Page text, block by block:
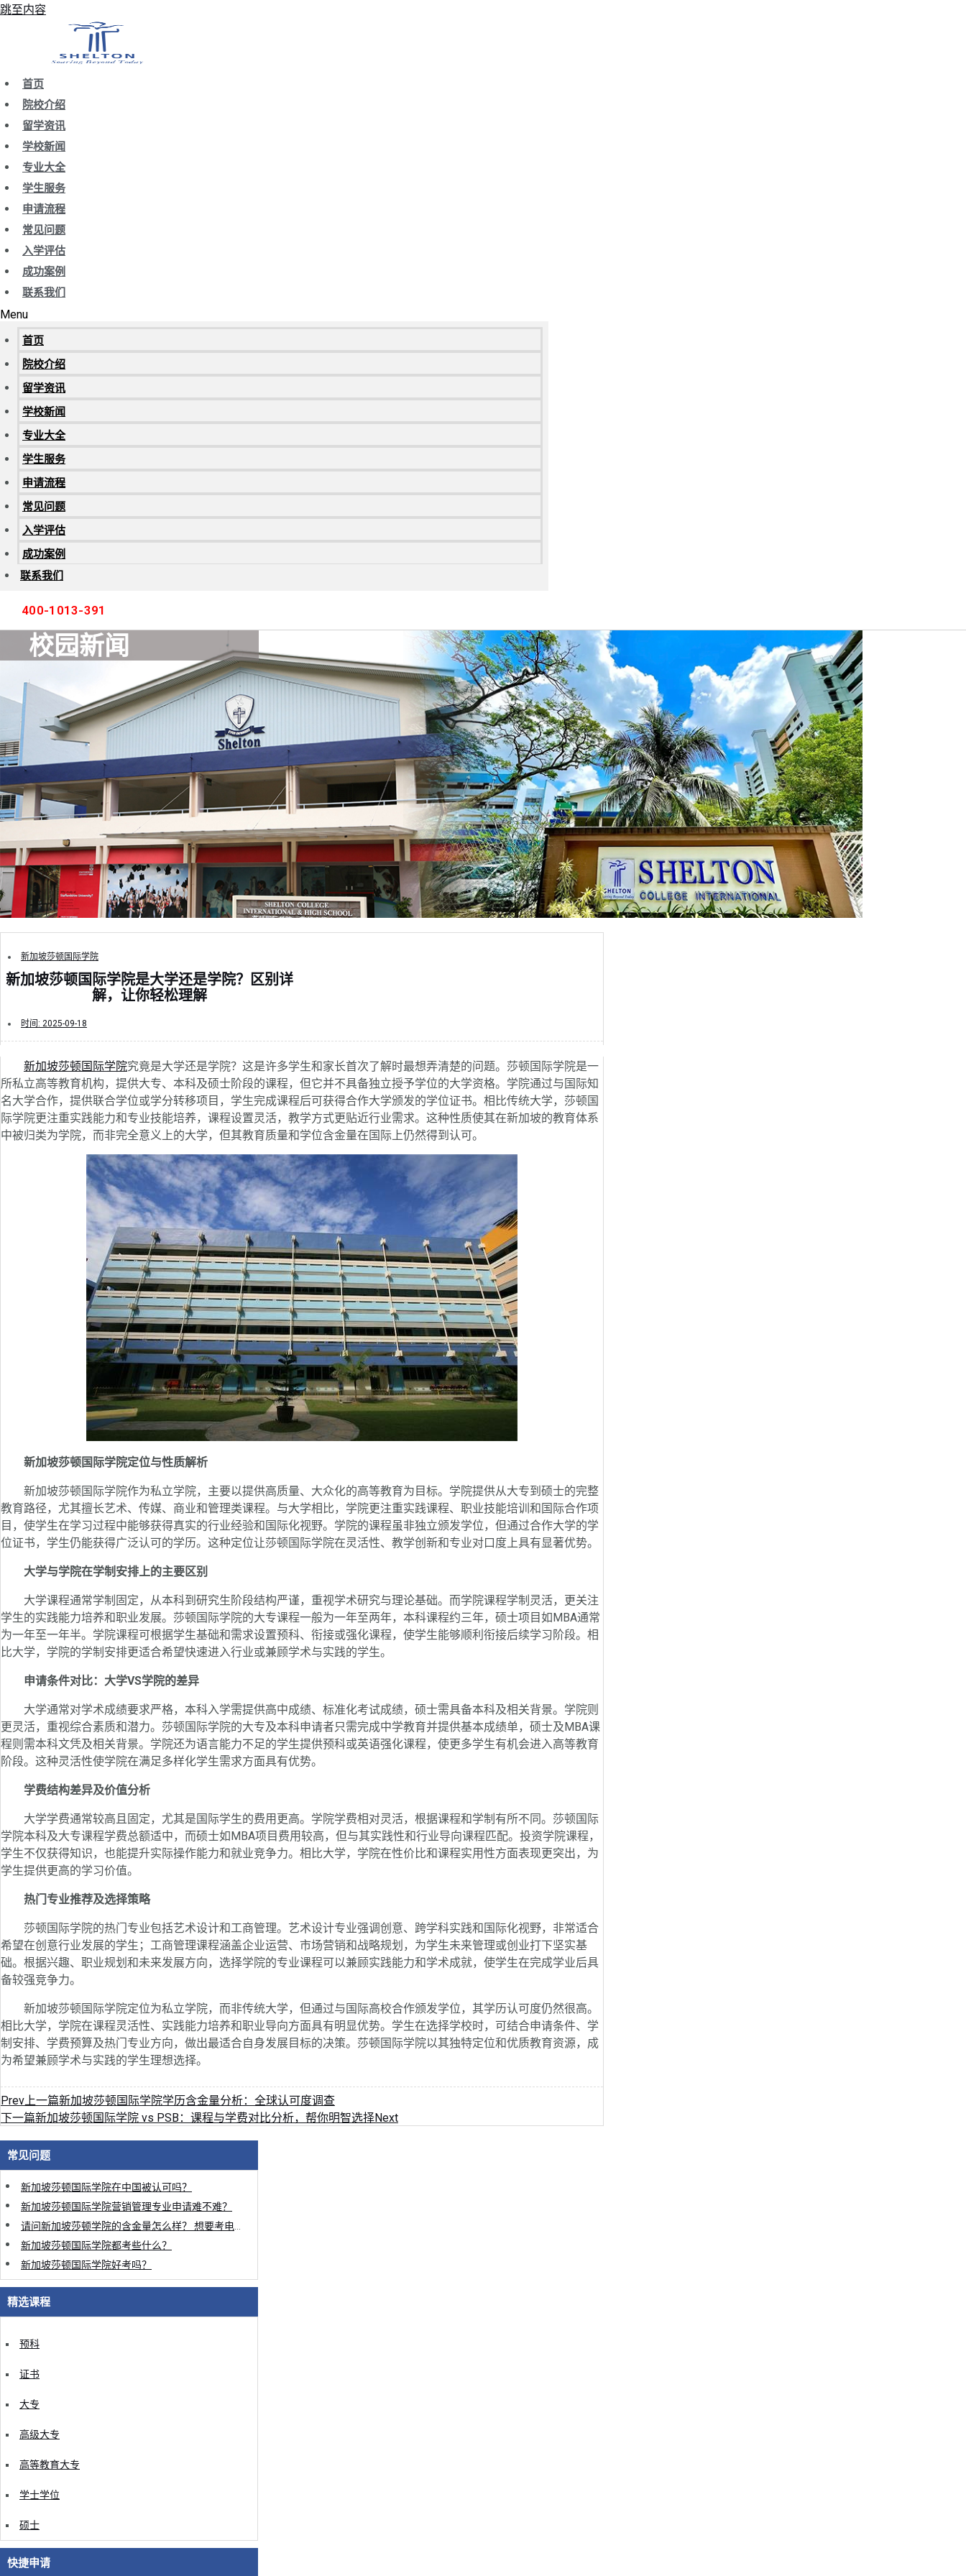
跳至内容
首页
院校介绍
留学资讯
学校新闻
专业大全
学生服务
申请流程
常见问题
入学评估
成功案例
联系我们
Menu
首页
院校介绍
留学资讯
学校新闻
专业大全
学生服务
申请流程
常见问题
入学评估
成功案例
联系我们
400-1013-391
校园新闻
新加坡莎顿国际学院
新加坡莎顿国际学院是大学还是学院？区别详
解，让你轻松理解
时间: 2025-09-18
新加坡莎顿国际学院究竟是大学还是学院？这是许多学生和家长首次了解时最想弄清楚的问题。莎顿国际学院是一
所私立高等教育机构，提供大专、本科及硕士阶段的课程，但它并不具备独立授予学位的大学资格。学院通过与国际知
名大学合作，提供联合学位或学分转移项目，学生完成课程后可获得合作大学颁发的学位证书。相比传统大学，莎顿国
际学院更注重实践能力和专业技能培养，课程设置灵活，教学方式更贴近行业需求。这种性质使其在新加坡的教育体系
中被归类为学院，而非完全意义上的大学，但其教育质量和学位含金量在国际上仍然得到认可。
新加坡莎顿国际学院定位与性质解析
新加坡莎顿国际学院作为私立学院，主要以提供高质量、大众化的高等教育为目标。学院提供从大专到硕士的完整
教育路径，尤其擅长艺术、传媒、商业和管理类课程。与大学相比，学院更注重实践课程、职业技能培训和国际合作项
目，使学生在学习过程中能够获得真实的行业经验和国际化视野。学院的课程虽非独立颁发学位，但通过合作大学的学
位证书，学生仍能获得广泛认可的学历。这种定位让莎顿国际学院在灵活性、教学创新和专业对口度上具有显著优势。
大学与学院在学制安排上的主要区别
大学课程通常学制固定，从本科到研究生阶段结构严谨，重视学术研究与理论基础。而学院课程学制灵活，更关注
学生的实践能力培养和职业发展。莎顿国际学院的大专课程一般为一年至两年，本科课程约三年，硕士项目如MBA通常
为一年至一年半。学院课程可根据学生基础和需求设置预科、衔接或强化课程，使学生能够顺利衔接后续学习阶段。相
比大学，学院的学制安排更适合希望快速进入行业或兼顾学术与实践的学生。
申请条件对比：大学VS学院的差异
大学通常对学术成绩要求严格，本科入学需提供高中成绩、标准化考试成绩，硕士需具备本科及相关背景。学院则
更灵活，重视综合素质和潜力。莎顿国际学院的大专及本科申请者只需完成中学教育并提供基本成绩单，硕士及MBA课
程则需本科文凭及相关背景。学院还为语言能力不足的学生提供预科或英语强化课程，使更多学生有机会进入高等教育
阶段。这种灵活性使学院在满足多样化学生需求方面具有优势。
学费结构差异及价值分析
大学学费通常较高且固定，尤其是国际学生的费用更高。学院学费相对灵活，根据课程和学制有所不同。莎顿国际
学院本科及大专课程学费总额适中，而硕士如MBA项目费用较高，但与其实践性和行业导向课程匹配。投资学院课程，
学生不仅获得知识，也能提升实际操作能力和就业竞争力。相比大学，学院在性价比和课程实用性方面表现更突出，为
学生提供更高的学习价值。
热门专业推荐及选择策略
莎顿国际学院的热门专业包括艺术设计和工商管理。艺术设计专业强调创意、跨学科实践和国际化视野，非常适合
希望在创意行业发展的学生；工商管理课程涵盖企业运营、市场营销和战略规划，为学生未来管理或创业打下坚实基
础。根据兴趣、职业规划和未来发展方向，选择学院的专业课程可以兼顾实践能力和学术成就，使学生在完成学业后具
备较强竞争力。
新加坡莎顿国际学院定位为私立学院，而非传统大学，但通过与国际高校合作颁发学位，其学历认可度仍然很高。
相比大学，学院在课程灵活性、实践能力培养和职业导向方面具有明显优势。学生在选择学校时，可结合申请条件、学
制安排、学费预算及热门专业方向，做出最适合自身发展目标的决策。莎顿国际学院以其独特定位和优质教育资源，成
为希望兼顾学术与实践的学生理想选择。
Prev上一篇新加坡莎顿国际学院学历含金量分析：全球认可度调查
下一篇新加坡莎顿国际学院 vs PSB：课程与学费对比分析，帮你明智选择Next
常见问题
新加坡莎顿国际学院在中国被认可吗？
新加坡莎顿国际学院营销管理专业申请难不难？
新加坡莎顿国际学院都考些什么？
新加坡莎顿国际学院好考吗？
精选课程
预科
证书
大专
高级大专
高等教育大专
学士学位
硕士
快捷申请